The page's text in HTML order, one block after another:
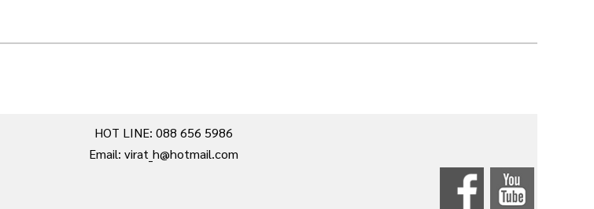
HOT LINE: 088 656 5986
Email: virat_h@hotmail.com